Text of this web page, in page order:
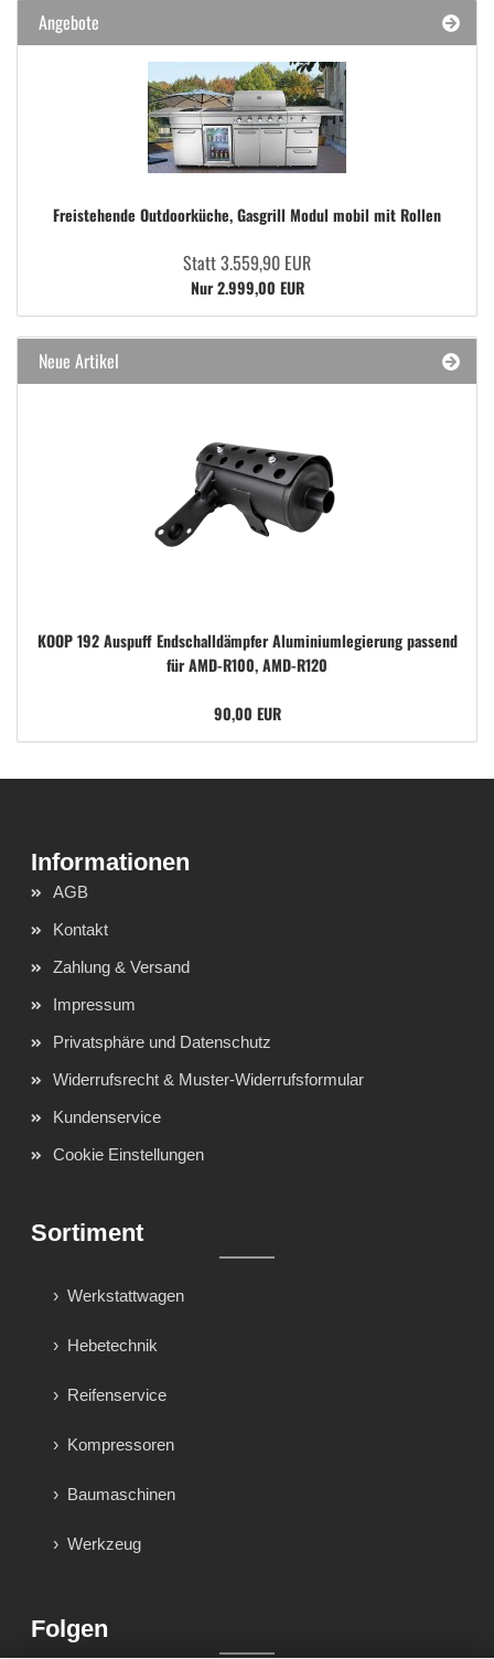
Angebote
Freistehende Outdoorküche, Gasgrill Modul mobil mit Rollen
Statt 3.559,90 EUR
Nur 2.999,00 EUR
Neue Artikel
KOOP 192 Auspuff Endschalldämpfer Aluminiumlegierung passend
für AMD-R100, AMD-R120
90,00 EUR
AGB
Kontakt
Zahlung & Versand
Impressum
Privatsphäre und Datenschutz
Widerrufsrecht & Muster-Widerrufsformular
Kundenservice
Cookie Einstellungen
Sortiment
Werkstattwagen
Hebetechnik
Reifenservice
Kompressoren
Baumaschinen
Werkzeug
Folgen